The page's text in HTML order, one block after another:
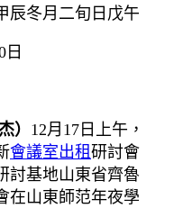
辰冬月二旬日戊午
） 12月17日上午，
會議室出租研討會
討基地山東省齊魯
在山東師范年夜學